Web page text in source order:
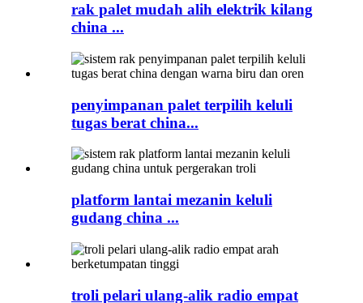
rak palet mudah alih elektrik kilang
china ...
penyimpanan palet terpilih keluli
tugas berat china...
platform lantai mezanin keluli
gudang china ...
troli pelari ulang-alik radio empat